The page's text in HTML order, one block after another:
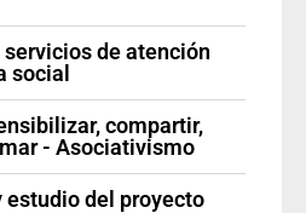
de atención
social
compartir,
- Asociativismo
estudio del proyecto